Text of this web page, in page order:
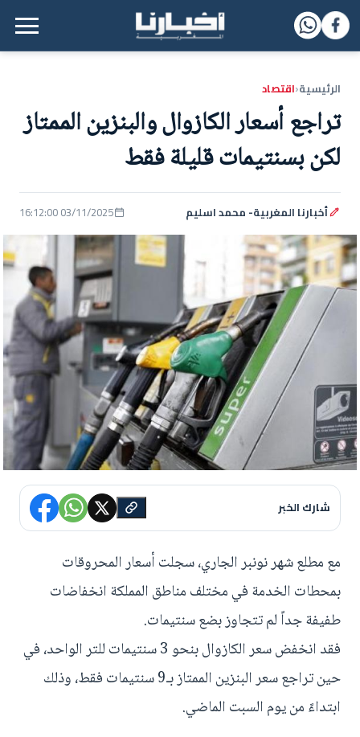
القائمة الرئيسية
الرئيسية‹اقتصاد
تراجع أسعار الكازوال والبنزين الممتاز
لكن بسنتيمات قليلة فقط
أخبارنا المغربية- محمد اسليم 03/11/2025 16:12:00
شارك الخبر
مع مطلع شهر نونبر الجاري، سجلت أسعار المحروقات
بمحطات الخدمة في مختلف مناطق المملكة انخفاضات
طفيفة جداً لم تتجاوز بضع سنتيمات.
فقد انخفض سعر الكازوال بنحو 3 سنتيمات للتر الواحد، في
حين تراجع سعر البنزين الممتاز بـ9 سنتيمات فقط، وذلك
ابتداءً من يوم السبت الماضي.